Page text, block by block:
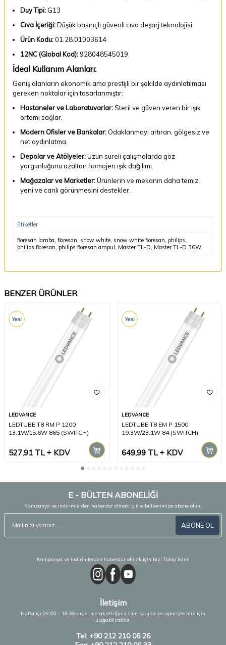
Duy Tipi: G13
Cıva İçeriği:Düşük basınçlı güvenli cıva deşarj teknolojisi
Ürün Kodu:01.28.01003614
12NC (Global Kod): 928048545019
İdeal Kullanım Alanları:
Geniş alanların ekonomik ama prestijli bir şekilde aydınlatılması
gereken noktalar için tasarlanmıştır:
Hastaneler ve Laboratuvarlar:Steril ve güven veren bir ışık
ortamı sağlar.
Modern Ofisler ve Bankalar: Odaklanmayı artıran, gölgesiz ve
net aydınlatma.
Depolar ve Atölyeler:Uzun süreli çalışmalarda göz
yorgunluğunu azaltan homojen ışık dağılımı.
Mağazalar ve Marketler:Ürünlerin ve mekanın daha temiz,
yeni ve canlı görünmesini destekler.
Etiketler
floresan lamba floresan snow white snow white floresan philips
philips floresan philips floresan ampul Master TL-D Master TL-D 36W
BENZER ÜRÜNLER
Yeni
LEDVANCE
LEDTUBE T8 RM P 1200
13.1W/15.6W 865 (SWITCH)
527,91 TL KDV
Yeni
LEDVANCE
LEDTUBE T8 EM P 1500
19.3W/23.1W 84 (SWITCH)
649,99TL KDV
E - BÜLTEN ABONELİĞİ
Kampanya ve indirimlerden haberdar olmak için e-bültenimize abone olun.
ABONE OL
Kampanya ve indirimlerden haberdar olmak için bizi Takip Edin!
İletişim
Hafta içi 09:00 - 18:30 arası merak ettiğiniz tüm sorular ve siparişleriniz için
ulaşabilirsiniz.
Tel: +90 212 210 06 26